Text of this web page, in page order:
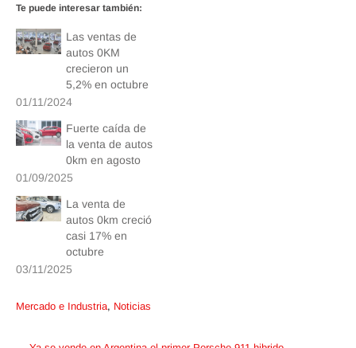
Te puede interesar también:
Las ventas de
autos 0KM
crecieron un
5,2% en octubre
01/11/2024
Fuerte caída de
la venta de autos
0km en agosto
01/09/2025
La venta de
autos 0km creció
casi 17% en
octubre
03/11/2025
Mercado e Industria, Noticias
Post